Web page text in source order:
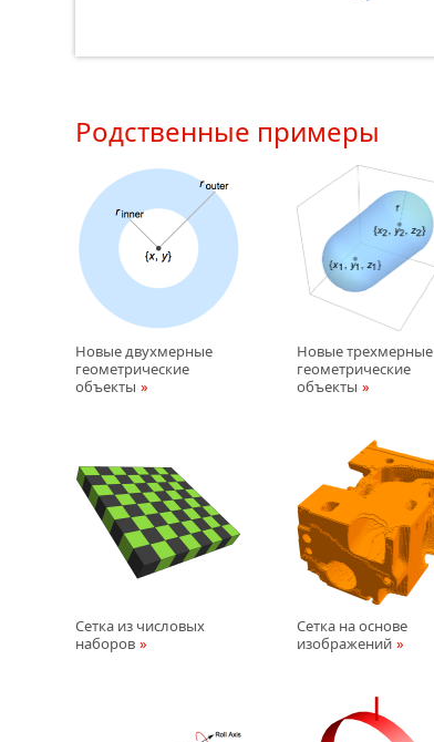
Родственные примеры
Новые двухмерные
геометрические
объекты
Новые трехмерные
геометрические
объекты
Сетка из числовых
наборов
Сетка на основе
изображений